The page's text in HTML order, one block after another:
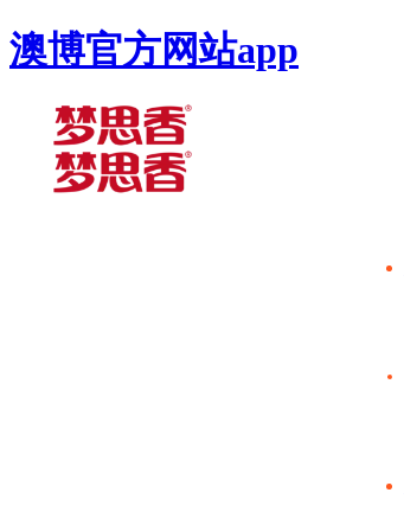
澳博官方网站app